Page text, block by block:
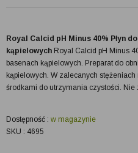
Royal Calcid pH Minus 40% Płyn
kąpielowych Royal Calcid pH Minus
basenach kąpielowych. Preparat do
kąpielowych. W zalecanych
środkami do utrzymania czystości.
Dostępność : w magazynie
SKU : 4695